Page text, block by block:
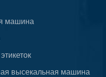
машина
высекальная машина